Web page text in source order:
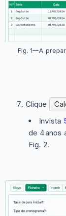
Fig. 1—A
Clique
Invista
de 4 anos
Fig. 2.